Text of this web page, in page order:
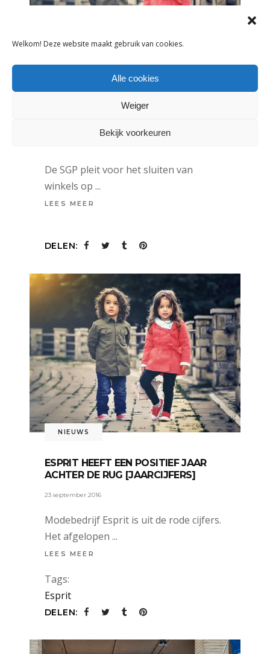
Welkom! Deze website maakt gebruik van cookies.
Alle cookies
Weiger
Bekijk voorkeuren
TWEEDE KAMER WIL DAT WINKEL
De SGP pleit voor het sluiten van
winkels op
LEES MEER
DELEN:
NIEUWS
ESPRIT HEEFT EEN POSITIEF JAAR
ACHTER DE RUG [JAARCIJFERS]
23 september 2016
Modebedrijf Esprit is uit de rode cijfers.
Het afgelopen
LEES MEER
Tags:
Esprit
DELEN: